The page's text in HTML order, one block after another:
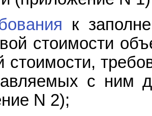
к
стоимости
стоимости,
с ним
N 2);